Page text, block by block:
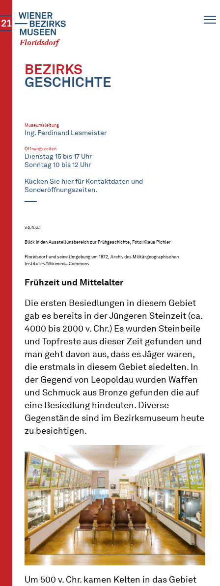
Floridsdorf
21
BEZIRKS
GESCHICHTE
Museumsleitung
Ing. Ferdinand Lesmeister
Öffnungszeiten
Dienstag 15 bis 17 Uhr
Sonntag 10 bis 12 Uhr
Klicken Sie hier für Kontaktdaten und
Sonderöffnungszeiten.
v.o.n.u.:
Blick in den Ausstellunsbereich zur Frühgeschichte, Foto: Klaus Pichler
Floridsdorf und seine Umgebung um 1872, Archiv des Militärgeographischen
Institutes/Wikimedia Commons
Frühzeit und Mittelalter
Die ersten Besiedlungen in diesem Gebiet
gab es bereits in der Jüngeren Steinzeit (ca.
4000 bis 2000 v. Chr.) Es wurden Steinbeile
und Topfreste aus dieser Zeit gefunden und
man geht davon aus, dass es Jäger waren,
die erstmals in diesem Gebiet siedelten. In
der Gegend von Leopoldau wurden Waffen
und Schmuck aus Bronze gefunden die auf
eine Besiedlung hindeuten. Diverse
Gegenstände sind im Bezirksmuseum heute
zu besichtigen.
Um 500 v. Chr. kamen Kelten in das Gebiet